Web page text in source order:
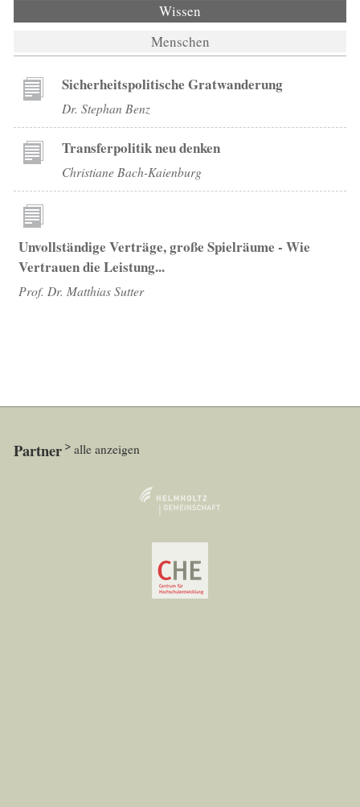
Wissen
Menschen
Sicherheitspolitische Gratwanderung
Dr. Stephan Benz
Transferpolitik neu denken
Christiane Bach-Kaienburg
Unvollständige Verträge, große Spielräume - Wie
Vertrauen die Leistung...
Prof. Dr. Matthias Sutter
Partner alle anzeigen